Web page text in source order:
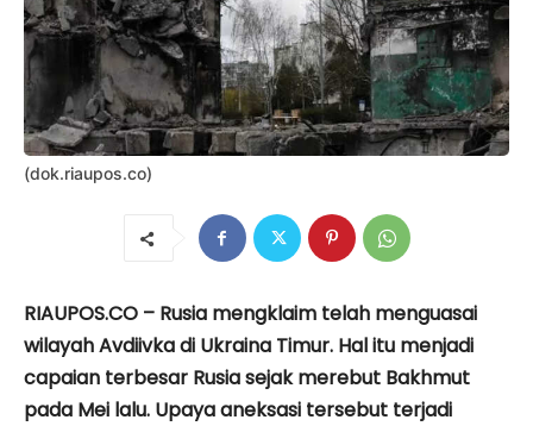
(dok.riaupos.co)
RIAUPOS.CO – Rusia mengklaim telah menguasai
wilayah Avdiivka di Ukraina Timur. Hal itu menjadi
capaian terbesar Rusia sejak merebut Bakhmut
pada Mei lalu. Upaya aneksasi tersebut terjadi